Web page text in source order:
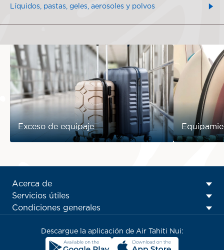
Líquidos, pastas, geles, aerosoles y polvos
Exceso de equipaje
ATN:
Footer
menu
block
Acerca de
Servicios útiles
Condiciones generales
Descargue la aplicación de Air Tahiti Nui: